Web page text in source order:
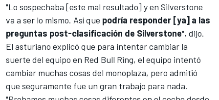
"Lo sospechaba [este mal resultado] y en Silverstone
va a ser lo mismo. Así que podría responder [ya] a las
preguntas post-clasificación de Silverstone", dijo.
El asturiano explicó que para intentar cambiar la
suerte del equipo en Red Bull Ring, el equipo intentó
cambiar muchas cosas del monoplaza, pero admitió
que seguramente fue un gran trabajo para nada.